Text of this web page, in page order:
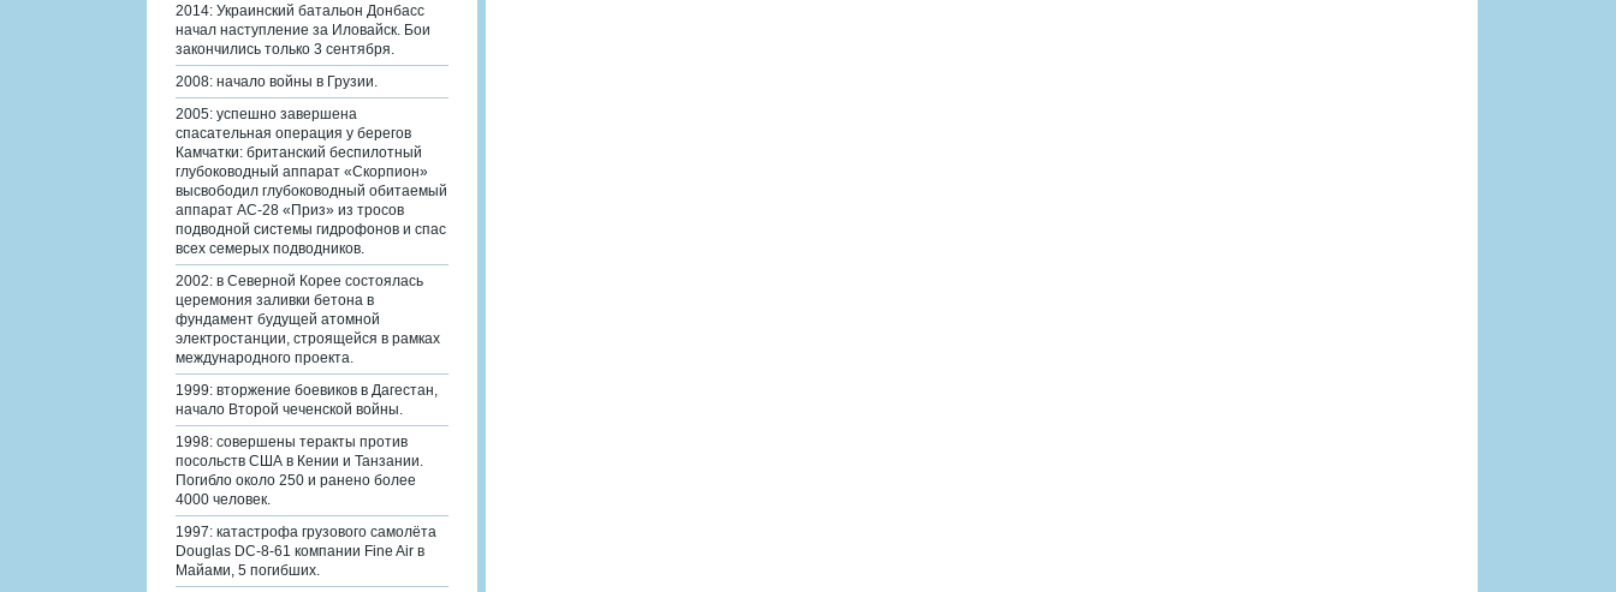
2014: Украинский батальон Донбасс
начал наступление за Иловайск. Бои
закончились только 3 сентября.
2008: начало войны в Грузии.
2005: успешно завершена
спасательная операция у берегов
Камчатки: британский беспилотный
глубоководный аппарат «Скорпион»
высвободил глубоководный обитаемый
аппарат АС-28 «Приз» из тросов
подводной системы гидрофонов и спас
всех семерых подводников.
2002: в Северной Корее состоялась
церемония заливки бетона в
фундамент будущей атомной
электростанции, строящейся в рамках
международного проекта.
1999: вторжение боевиков в Дагестан,
начало Второй чеченской войны.
1998: совершены теракты против
посольств США в Кении и Танзании.
Погибло около 250 и ранено более
4000 человек.
1997: катастрофа грузового самолёта
Douglas DC-8-61 компании Fine Air в
Майами, 5 погибших.